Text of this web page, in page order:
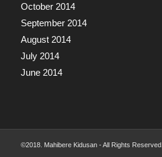
October 2014
September 2014
August 2014
July 2014
June 2014
©2018. Mahibere Kidusan - All Rights Reserved.